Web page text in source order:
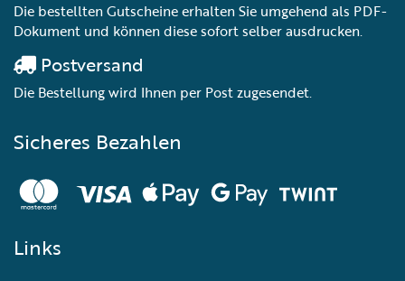
Die bestellten Gutscheine erhalten Sie umgehend als PDF-
Dokument und können diese sofort selber ausdrucken.
Postversand
Die Bestellung wird Ihnen per Post zugesendet.
Sicheres Bezahlen
Links